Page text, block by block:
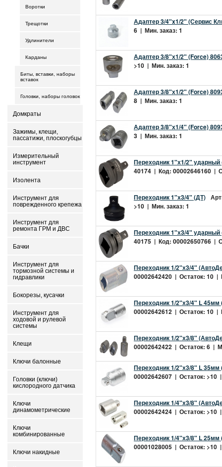
Воротки
Трещотки
Удлинители
Карданы
Биты, вставки, наборы
вставок
Головки, наборы головок
Домкраты
Зажимы, клещи,
пассатижи, плоскогубцы
Измерительный
инструмент
Изолента
Инструмент для
поврежденного крепежа
Инструмент для
ремонта ГРМ и ДВС
Бачки
Инструмент для
тормозной системы и
гидравлики
Бокорезы, кусачки
Инструмент для
ходовой и рулевой
системы
Клещи
Ключи балонные
Головки (ключи)
кислородного датчика
Ключи
динамометрические
Ключи
комбинированные
Ключи накидные
Адаптер 3/4"x1/2" (Сервис
6 | Мин. заказ: 1
Адаптер 3/8"х1/2" (Force)
>10 | Мин. заказ: 1
Адаптер 3/8"х1/2" (Force)
8 | Мин. заказ: 1
Адаптер 3/8"х1/4" (Force)
3 | Мин. заказ: 1
Переходник 1"х1/2" ударный
40174 | Код: 00002646160 |
Переходник 1"х3/4" (ДТ)
>10 | Мин. заказ: 1
Переходник 1"х3/4" ударный
40175 | Код: 00002650766 |
Переходник 1/2"х3/4"
00002642420 | Остаток: 10 |
Переходник 1/2"х3/4" L 45мм
00002642612 | Остаток: 10 |
Переходник 1/2"х3/8"
00002642422 | Остаток: 6 |
Переходник 1/2"х3/8" L 35мм
00002642607 | Остаток: >10
Переходник 1/4"х3/8"
00002642424 | Остаток: >10
Переходник 1/4"х3/8" L 25мм
00001028005 | Остаток: >10